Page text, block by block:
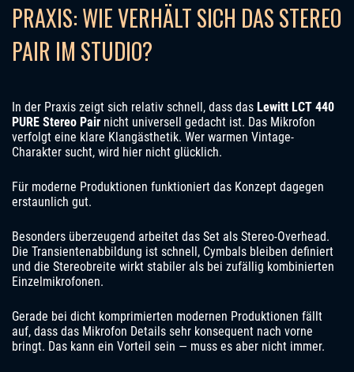
PRAXIS: WIE VERHÄLT SICH DAS STEREO
PAIR IM STUDIO?
In der Praxis zeigt sich relativ schnell, dass das Lewitt LCT 440
PURE Stereo Pair nicht universell gedacht ist. Das Mikrofon
verfolgt eine klare Klangästhetik. Wer warmen Vintage-
Charakter sucht, wird hier nicht glücklich.
Für moderne Produktionen funktioniert das Konzept dagegen
erstaunlich gut.
Besonders überzeugend arbeitet das Set als Stereo-Overhead.
Die Transientenabbildung ist schnell, Cymbals bleiben definiert
und die Stereobreite wirkt stabiler als bei zufällig kombinierten
Einzelmikrofonen.
Gerade bei dicht komprimierten modernen Produktionen fällt
auf, dass das Mikrofon Details sehr konsequent nach vorne
bringt. Das kann ein Vorteil sein — muss es aber nicht immer.